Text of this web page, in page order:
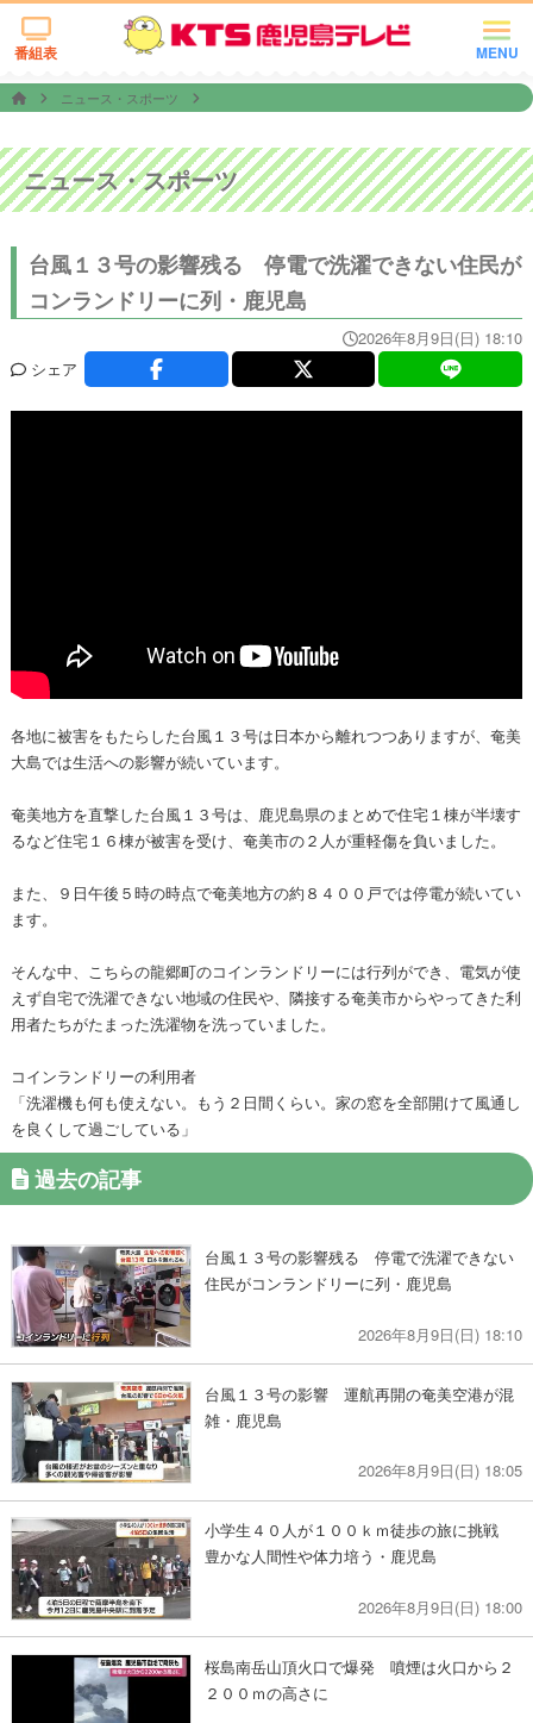
MENU
番組表
ニュース・スポーツ
ニュース・スポーツ
台風１３号の影響残る 停電で洗濯できない住民が
コンランドリーに列・鹿児島
2026年8月9日(日) 18:10
シェア
各地に被害をもたらした台風１３号は日本から離れつつありますが、奄美
大島では生活への影響が続いています。
奄美地方を直撃した台風１３号は、鹿児島県のまとめで住宅１棟が半壊す
るなど住宅１６棟が被害を受け、奄美市の２人が重軽傷を負いました。
また、９日午後５時の時点で奄美地方の約８４００戸では停電が続いてい
ます。
そんな中、こちらの龍郷町のコインランドリーには行列ができ、電気が使
えず自宅で洗濯できない地域の住民や、隣接する奄美市からやってきた利
用者たちがたまった洗濯物を洗っていました。
コインランドリーの利用者
「洗濯機も何も使えない。もう２日間くらい。家の窓を全部開けて風通し
を良くして過ごしている」
過去の記事
台風１３号の影響残る 停電で洗濯できない
住民がコンランドリーに列・鹿児島
2026年8月9日(日) 18:10
台風１３号の影響 運航再開の奄美空港が混
雑・鹿児島
2026年8月9日(日) 18:05
小学生４０人が１００ｋｍ徒歩の旅に挑戦
豊かな人間性や体力培う・鹿児島
2026年8月9日(日) 18:00
桜島南岳山頂火口で爆発 噴煙は火口から２
２００ｍの高さに